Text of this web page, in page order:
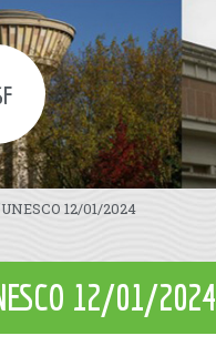
12/01/2024
12/01/2024